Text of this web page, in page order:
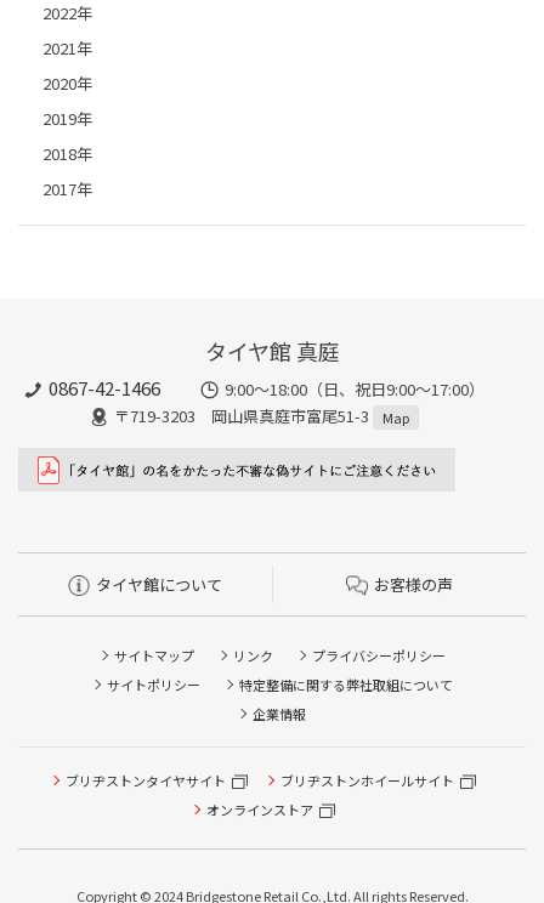
2022年
2021年
2020年
2019年
2018年
2017年
タイヤ館 真庭
0867-42-1466
9:00～18:00（日、祝日9:00～17:00）
〒719-3203 岡山県真庭市富尾51-3
Map
タイヤ館について お客様の声
サイトマップ リンク
プライバシーポリシー
サイトポリシー
特定整備に関する弊社取組について
企業情報
ブリヂストンタイヤサイト
ブリヂストンホイールサイト
オンラインストア
Copyright © 2024 Bridgestone Retail Co.,Ltd. All rights Reserved.